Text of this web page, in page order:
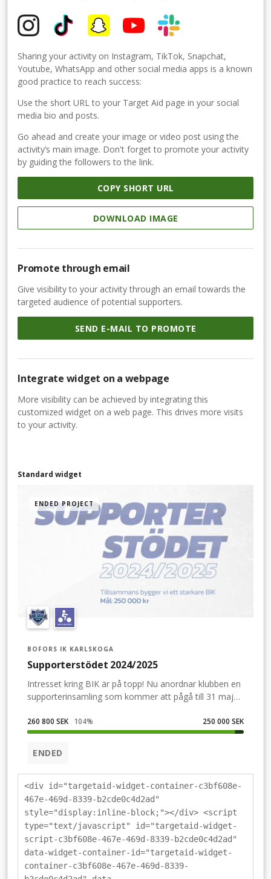
Sharing your activity on Instagram, TikTok, Snapchat,
Youtube, WhatsApp and other social media apps is a known
good practice to reach success:
Use the short URL to your Target Aid page in your social
media bio and posts.
Go ahead and create your image or video post using the
activity’s main image. Don't forget to promote your activity
by guiding the followers to the link.
COPY SHORT URL
DOWNLOAD IMAGE
Promote through email
Give visibility to your activity through an email towards the
targeted audience of potential supporters.
SEND E-MAIL TO PROMOTE
Integrate widget on a webpage
More visibility can be achieved by integrating this
customized widget on a web page. This drives more visits
to your activity.
Standard widget
ENDED PROJECT
BOFORS IK KARLSKOGA
Supporterstödet 2024/2025
Intresset kring BIK är på topp! Nu anordnar klubben en
supporterinsamling som kommer att pågå till 31 maj
spelarbudgeten.Nu har du som BIK-supporter chansen
att påverka kommande spelartrupp. Pengarna från
insamlingen kommer nämligen oavkortat att gå till
från 21 april till den 31 maj. Målsättningen är 250 000
kr och under insamlingens gång kommer klubben att
lotta ut diverse priser som tack för stödet.Det lägsta
beloppet som går att skänka är 100 kronor och det
finns swish/betalkort/faktura som betallösning.- Vi har
faktiskt fått flera förfrågningar från både supportrar
och företag som vill vara med att bidra. När vi bollade
frågan internt visade det sig att vi inte gjort den här
typen av insamling på ganska många år. Vi har spänt
260 800 SEK 104% 250 000 SEK
ENDED
<div id="targetaid-widget-container-c3bf608e-
467e-469d-8339-b2cde0c4d2ad"
style="display:inline-block;"></div> <script
type="text/javascript" id="targetaid-widget-
script-c3bf608e-467e-469d-8339-b2cde0c4d2ad"
data-widget-container-id="targetaid-widget-
container-c3bf608e-467e-469d-8339-